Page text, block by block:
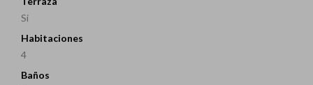
Si
Habitaciones
4
Baños